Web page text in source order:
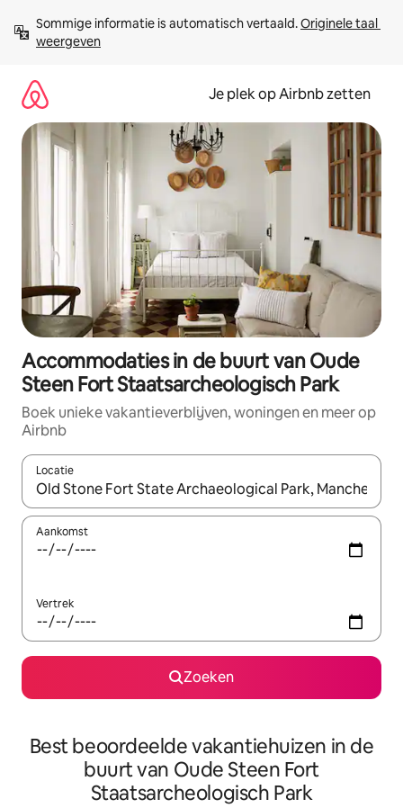
direct
naar
Sommige informatie is automatisch vertaald. Originele taal
weergeven
Je plek op Airbnb zetten
Accommodaties in de buurt van Oude
Steen Fort Staatsarcheologisch Park
Boek unieke vakantieverblijven, woningen en meer op
Airbnb
Locatie
Wanneer er resultaten beschikbaar zijn, maak je een keuze
Aankomst
Vertrek
Zoeken
Best beoordeelde vakantiehuizen in de
buurt van Oude Steen Fort
Staatsarcheologisch Park